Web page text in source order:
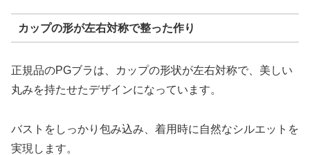
カップの形が左右対称で整った作り
正規品のPGブラは、カップの形状が左右対称で、美しい
丸みを持たせたデザインになっています。
バストをしっかり包み込み、着用時に自然なシルエットを
実現します。